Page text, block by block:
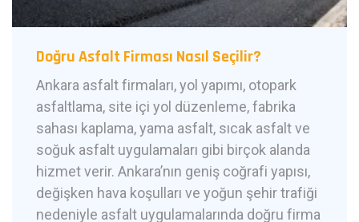
Doğru Asfalt Firması Nasıl Seçilir?
Ankara asfalt firmaları, yol yapımı, otopark
asfaltlama, site içi yol düzenleme, fabrika
sahası kaplama, yama asfalt, sıcak asfalt ve
soğuk asfalt uygulamaları gibi birçok alanda
hizmet verir. Ankara’nın geniş coğrafi yapısı,
değişken hava koşulları ve yoğun şehir trafiği
nedeniyle asfalt uygulamalarında doğru firma